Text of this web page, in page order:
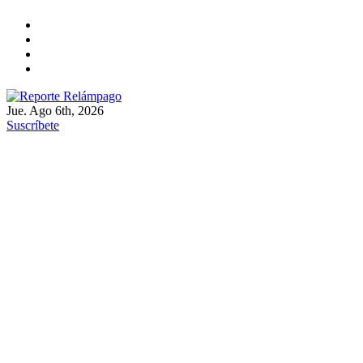
contenido
Reporte Relámpago
Claridad y rigor en cada noticia
Jue. Ago 6th, 2026
Suscríbete